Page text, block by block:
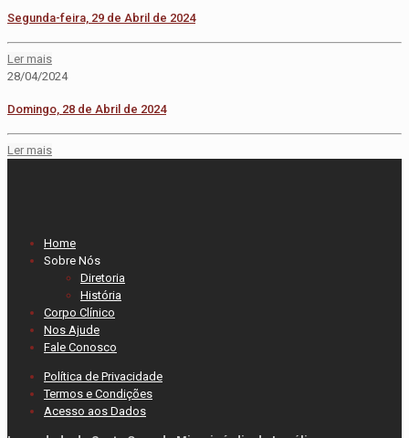
Segunda-feira, 29 de Abril de 2024
Ler mais
28/04/2024
Domingo, 28 de Abril de 2024
Ler mais
Home
Sobre Nós
Diretoria
História
Corpo Clínico
Nos Ajude
Fale Conosco
Política de Privacidade
Termos e Condições
Acesso aos Dados